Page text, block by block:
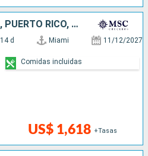
REPÚBLICA DOMINICANA, PUERTO RICO, BAHAMAS, ESTADOS UNIDOS, MÉXICO
14 d Miami 11/12/2027
US$ 1,618 +Tasas
Comidas incluidas